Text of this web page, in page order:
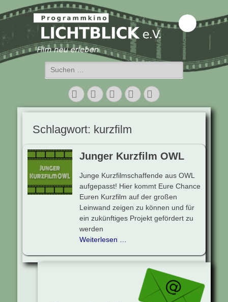
Programmkino
Lichtblick e.V.
Suchen
nach:
Facebook
Twitter
E-
Mail
VimeoInstagram
Schlagwort: kurzfilm
Junger Kurzfilm OWL
Junge Kurzfilmschaffende aus OWL
aufgepasst! Hier kommt Eure Chance
Euren Kurzfilm auf der großen
Leinwand zeigen zu können und für
ein zukünftiges Projekt gefördert zu
werden
Weiterlesen …